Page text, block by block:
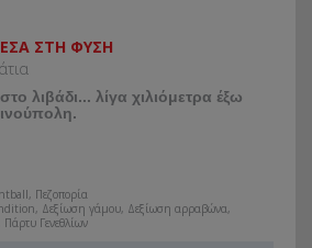
ΣΤΗ ΦΎΣΗ
λιβάδι... λίγα χιλιόμετρα έξω
Πεζοπορία
Δεξίωση γάμου, Δεξίωση αρραβώνα,
Γενεθλίων